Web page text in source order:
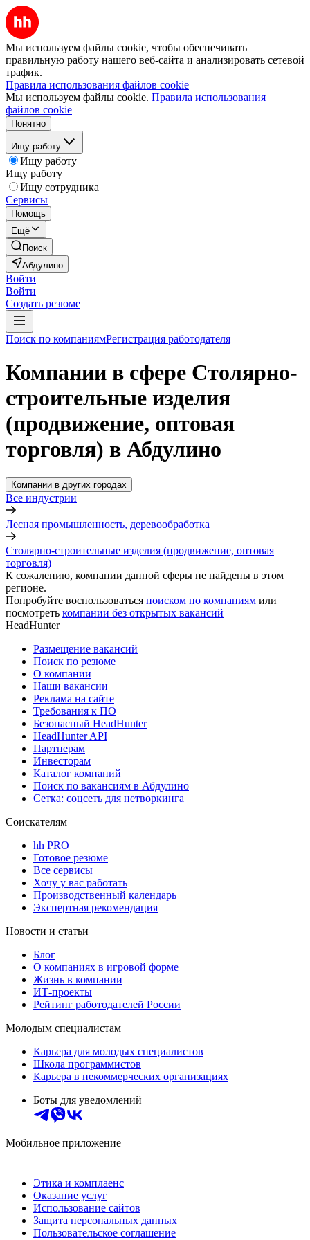
Мы используем файлы cookie, чтобы обеспечивать
правильную работу нашего веб-сайта и анализировать сетевой
трафик.
Правила использования файлов cookie
Мы используем файлы cookie. Правила использования
файлов cookie
Понятно
Ищу работу
Ищу работу
Ищу работу
Ищу сотрудника
Сервисы
Помощь
Ещё
Поиск
Абдулино
Войти
Войти
Создать резюме
Поиск по компаниямРегистрация работодателя
Компании в сфере Столярно-
строительные изделия
(продвижение, оптовая
торговля) в Абдулино
Компании в других городах
Все индустрии
Лесная промышленность, деревообработка
Столярно-строительные изделия (продвижение, оптовая
торговля)
К сожалению, компании данной сферы не найдены в этом
регионе.
Попробуйте воспользоваться поиском по компаниям или
посмотреть компании без открытых вакансий
HeadHunter
Размещение вакансий
Поиск по резюме
О компании
Наши вакансии
Реклама на сайте
Требования к ПО
Безопасный HeadHunter
HeadHunter API
Партнерам
Инвесторам
Каталог компаний
Поиск по вакансиям в Абдулино
Сетка: соцсеть для нетворкинга
Соискателям
hh PRO
Готовое резюме
Все сервисы
Хочу у вас работать
Производственный календарь
Экспертная рекомендация
Новости и статьи
Блог
О компаниях в игровой форме
Жизнь в компании
ИТ-проекты
Рейтинг работодателей России
Молодым специалистам
Карьера для молодых специалистов
Школа программистов
Карьера в некоммерческих организациях
Боты для уведомлений
Мобильное приложение
Этика и комплаенс
Оказание услуг
Использование сайтов
Защита персональных данных
Пользовательское соглашение